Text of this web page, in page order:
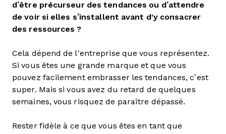
d’être précurseur des tendances ou d’attendre
de voir si elles s’installent avant d'y consacrer
des ressources ?
Cela dépend de l'entreprise que vous représentez.
Si vous êtes une grande marque et que vous
pouvez facilement embrasser les tendances, c’est
super. Mais si vous avez du retard de quelques
semaines, vous risquez de paraître dépassé.
Rester fidèle à ce que vous êtes en tant que